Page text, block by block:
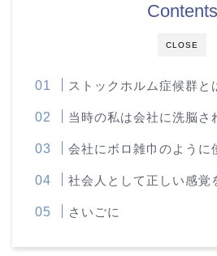
CLOSE
Contents
ストックホルム症候群と
当時の私は会社に洗脳さ
会社にボロ雑巾のように
社会人として正しい感覚
さいごに